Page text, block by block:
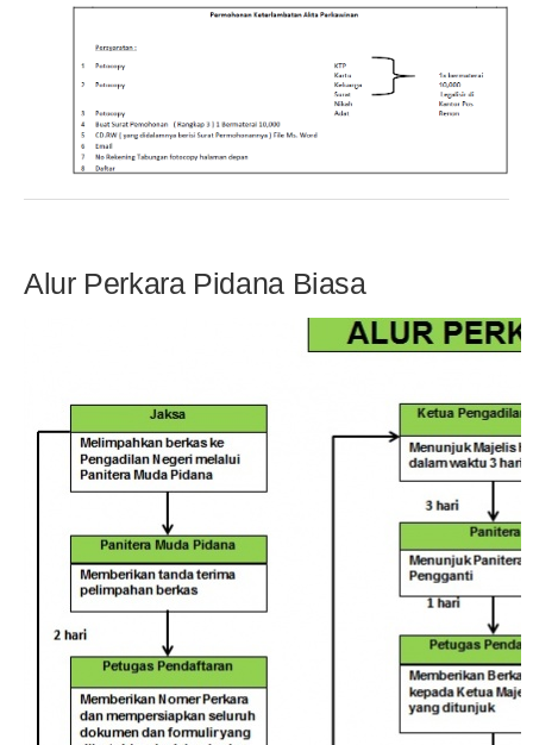
Alur Perkara Pidana Biasa